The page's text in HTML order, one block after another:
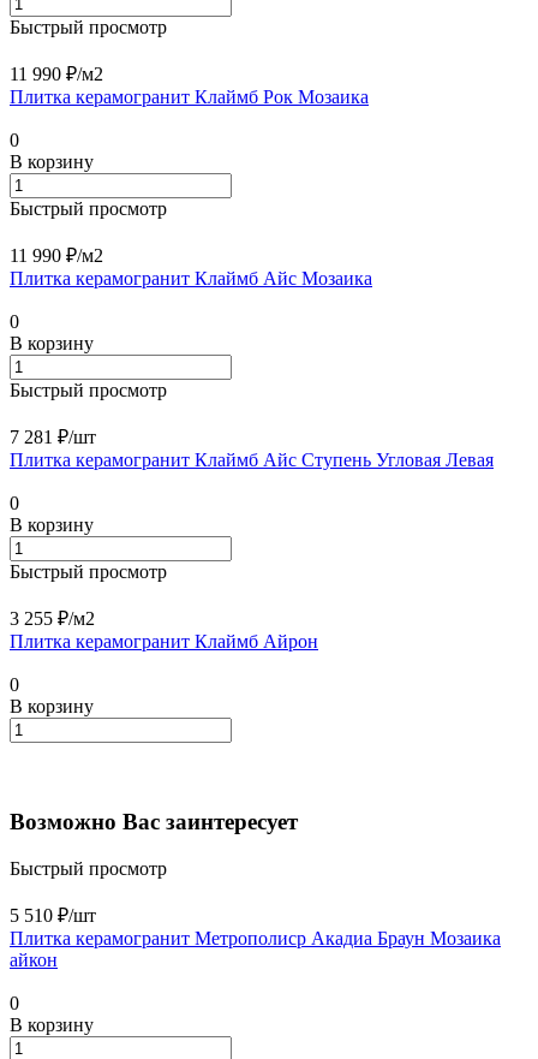
Быстрый просмотр
11 990 ₽/м2
Плитка керамогранит Клаймб Рок Мозаика
0
В корзину
Быстрый просмотр
11 990 ₽/м2
Плитка керамогранит Клаймб Айс Мозаика
0
В корзину
Быстрый просмотр
7 281 ₽/шт
Плитка керамогранит Клаймб Айс Ступень Угловая Левая
0
В корзину
Быстрый просмотр
3 255 ₽/м2
Плитка керамогранит Клаймб Айрон
0
В корзину
Возможно Вас заинтересует
Быстрый просмотр
5 510 ₽/шт
Плитка керамогранит Метрополиср Aкадиа Браун Мозаика
айкон
0
В корзину